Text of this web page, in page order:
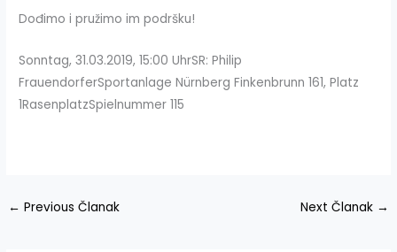
Dođimo i pružimo im podršku!
Sonntag, 31.03.2019, 15:00 UhrSR: Philip
FrauendorferSportanlage Nürnberg Finkenbrunn 161, Platz
1RasenplatzSpielnummer 115
← Previous Članak Next Članak →